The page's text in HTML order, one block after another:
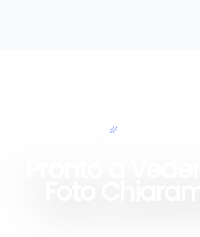
MODIFICA SEMPLICE